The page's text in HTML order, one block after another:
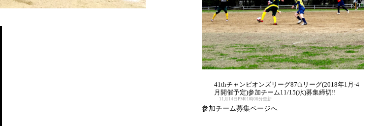
41thチャンピオンズリーグ87thリーグ(2018年1月-4
月開催予定)参加チーム11/15(水)募集締切!!
11月14日PM01時06分更新
参加チーム募集ページへ